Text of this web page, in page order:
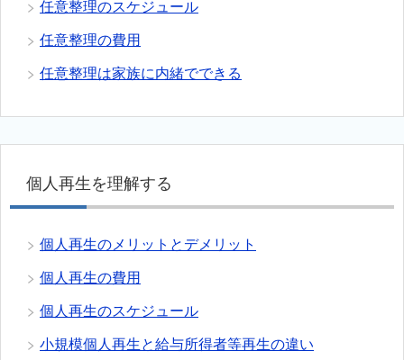
任意整理のスケジュール
任意整理の費用
任意整理は家族に内緒でできる
個人再生を理解する
個人再生のメリットとデメリット
個人再生の費用
個人再生のスケジュール
小規模個人再生と給与所得者等再生の違い